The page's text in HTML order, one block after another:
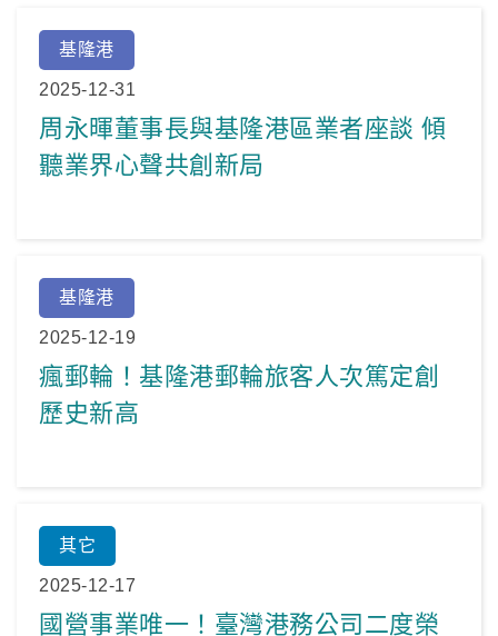
基隆港
2025-12-31
周永暉董事長與基隆港區業者座談 傾
聽業界心聲共創新局
基隆港
2025-12-19
瘋郵輪！基隆港郵輪旅客人次篤定創
歷史新高
其它
2025-12-17
國營事業唯一！臺灣港務公司二度榮